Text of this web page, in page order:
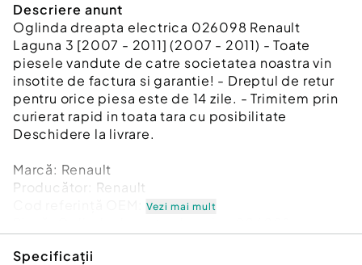
Descriere anunt
Oglinda dreapta electrica 026098 Renault
Laguna 3 [2007 - 2011] (2007 - 2011) - Toate
piesele vandute de catre societatea noastra vin
insotite de factura si garantie! - Dreptul de retur
pentru orice piesa este de 14 zile. - Trimitem prin
curierat rapid in toata tara cu posibilitate
Deschidere la livrare.
Marcă: Renault
Producător: Renault
Cod referinţă OEM: 45822693
Vezi mai mult
Specificații